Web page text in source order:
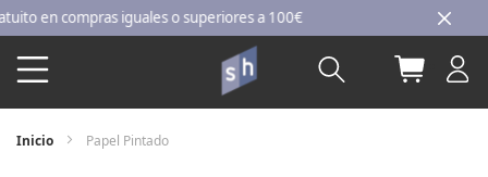
Ir
al
contenido
en compras iguales o superiores a 100€
Buscar Mi
Inicio Papel Pintado